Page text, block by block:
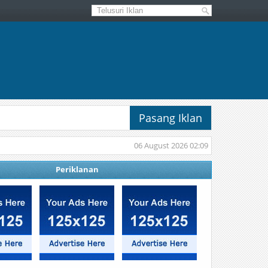
Pasang Iklan
06 August 2026 02:09
Periklanan